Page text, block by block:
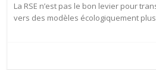
La RSE n’est pas le bon levier pour
vers des modèles écologiquement